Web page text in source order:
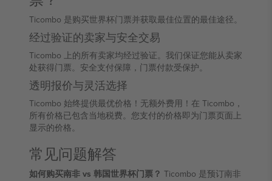
Ticombo 是购买世界杯门票并获取最佳位置的最佳途径。
经过验证的卖家与安全交易
Ticombo 上的所有卖家均经过验证。我们保证您能从卖家
处获得门票。安全支付保障，门票付款受保护。
透明报价与灵活选择
Ticombo 始终提供最优价格！无额外费用！在 Ticombo，
所有价格已包含当地税费。您支付的价格即为门票页面上
显示的价格。
常见问题解答
如何购买南非 vs 韩国世界杯门票？ Ticombo 是预订南非